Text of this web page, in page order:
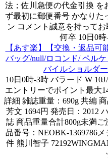
法；佐川急便の代金引換 を
ず最初に郵便番号 かなりた
ン コメント誠意を持って
何卒 10日0時
【あす楽】【交換・返品可
バッグ/null/ロコンド/ ペル
バイルショルダ
10日0時-3時 バラード W
エントリーでポイント最大
詳細 雑誌重量：690g 共編
芳文 1694円 発売日：2012
誌 商品重量合計800g未満
品番号：NEOBK-1369786
件 熊川智子